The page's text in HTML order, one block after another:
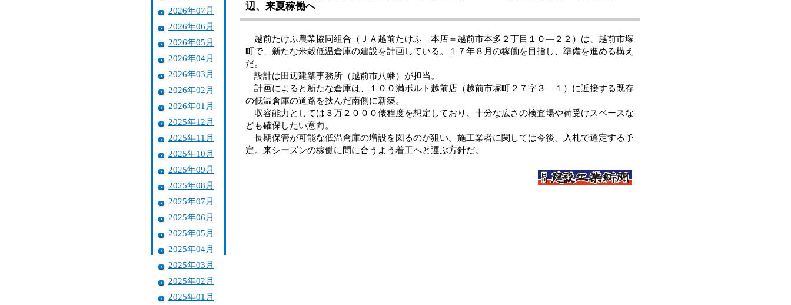
2026年07月
2026年06月
2026年05月
2026年04月
2026年03月
2026年02月
2026年01月
2025年12月
2025年11月
2025年10月
2025年09月
2025年08月
2025年07月
2025年06月
2025年05月
2025年04月
2025年03月
2025年02月
2025年01月
辺、来夏稼働へ
越前たけふ農業協同組合（ＪＡ越前たけふ 本店＝越前市本多２丁目１０―２２）は、越前市塚
町で、新たな米穀低温倉庫の建設を計画している。１７年８月の稼働を目指し、準備を進める構え
だ。
設計は田辺建築事務所（越前市八幡）が担当。
計画によると新たな倉庫は、１００満ボルト越前店（越前市塚町２７字３―１）に近接する既存
の低温倉庫の道路を挟んだ南側に新築。
収容能力としては３万２０００俵程度を想定しており、十分な広さの検査場や荷受けスペースな
ども確保したい意向。
長期保管が可能な低温倉庫の増設を図るのが狙い。施工業者に関しては今後、入札で選定する予
定。来シーズンの稼働に間に合うよう着工へと運ぶ方針だ。